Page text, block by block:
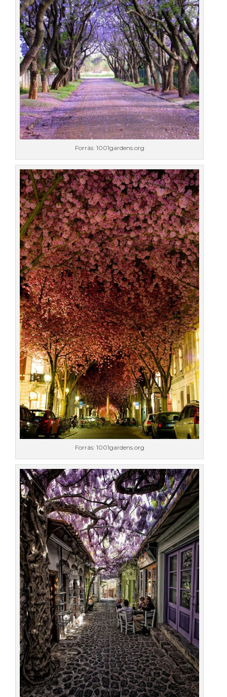
Forrás: 1001gardens.org
Forrás: 1001gardens.org